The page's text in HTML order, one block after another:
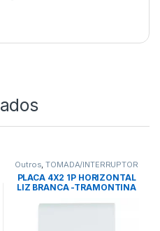
Outros,TOMADA/INTERRUPTOR
PLACA 4X2 1P HORIZONTAL
LIZ BRANCA -TRAMONTINA